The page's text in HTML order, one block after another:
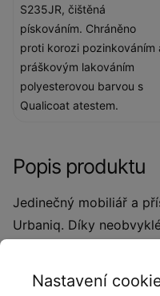
S235JR, čištěná
pískováním. Chráněno
proti korozi pozinkováním
práškovým lakováním
polyesterovou barvou s
Qualicoat atestem.
Popis produktu
Jedinečný mobiliář a
Urbaniq. Díky
skutečným poutačem
vyjímat v městských
Nastavení